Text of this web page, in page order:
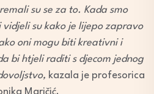
su se za to. Kada smo
su kako je lijepo zapravo
oni mogu biti kreativni i
bi htjeli raditi s djecom jednog
kazala je profesorica